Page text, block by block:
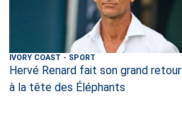
IVORY COAST - SPORT
Hervé Renard fait son grand retour
à la tête des Éléphants